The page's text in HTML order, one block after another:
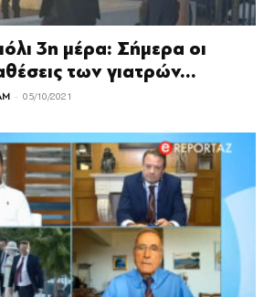
3η μέρα: Σήμερα οι
των γιατρών...
- 05/10/2021